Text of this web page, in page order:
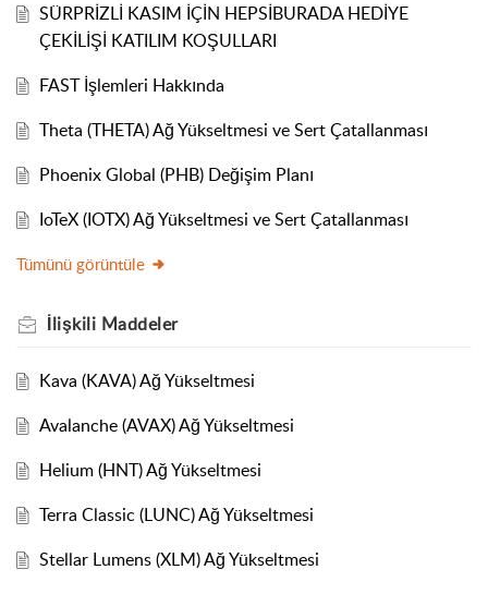
SÜRPRİZLİ KASIM İÇİN HEPSİBURADA HEDİYE
ÇEKİLİŞİ KATILIM KOŞULLARI
FAST İşlemleri Hakkında
Theta (THETA) Ağ Yükseltmesi ve Sert Çatallanması
Phoenix Global (PHB) Değişim Planı
IoTeX (IOTX) Ağ Yükseltmesi ve Sert Çatallanması
Tümünü görüntüle
İlişkili Maddeler
Kava (KAVA) Ağ Yükseltmesi
Avalanche (AVAX) Ağ Yükseltmesi
Helium (HNT) Ağ Yükseltmesi
Terra Classic (LUNC) Ağ Yükseltmesi
Stellar Lumens (XLM) Ağ Yükseltmesi